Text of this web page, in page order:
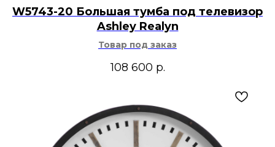
W5743-20 Большая тумба под телевизор
Ashley Realyn
Товар под заказ
108 600 р.